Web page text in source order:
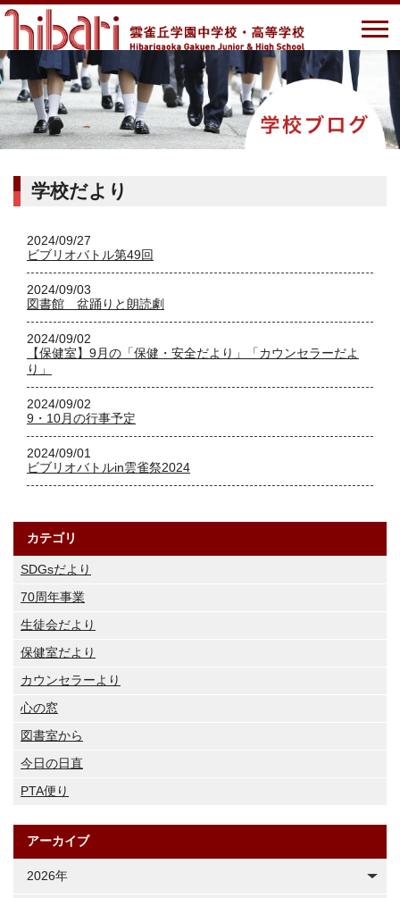
学校だより
2024/09/27
ビブリオバトル第49回
2024/09/03
図書館 盆踊りと朗読劇
2024/09/02
【保健室】9月の「保健・安全だより」「カウンセラーだよ
り」
2024/09/02
9・10月の行事予定
2024/09/01
ビブリオバトルin雲雀祭2024
カテゴリ
SDGsだより
70周年事業
生徒会だより
保健室だより
カウンセラーより
心の窓
図書室から
今日の日直
PTA便り
アーカイブ
2026年